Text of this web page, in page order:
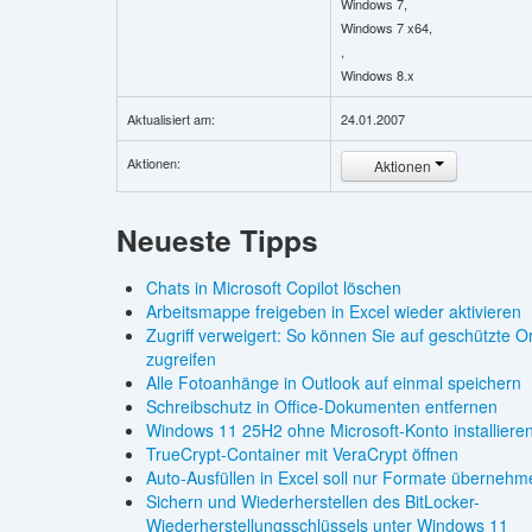
Windows 7,
Windows 7 x64,
,
Windows 8.x
Aktualisiert am: 24.01.2007
Aktionen: Aktionen
Neueste Tipps
Chats in Microsoft Copilot löschen
Arbeitsmappe freigeben in Excel wieder aktivieren
Zugriff verweigert: So können Sie auf geschützte
zugreifen
Alle Fotoanhänge in Outlook auf einmal speichern
Schreibschutz in Office-Dokumenten entfernen
Windows 11 25H2 ohne Microsoft-Konto installieren
TrueCrypt-Container mit VeraCrypt öffnen
Auto-Ausfüllen in Excel soll nur Formate
Sichern und Wiederherstellen des BitLocker-
Wiederherstellungsschlüssels unter Windows 11